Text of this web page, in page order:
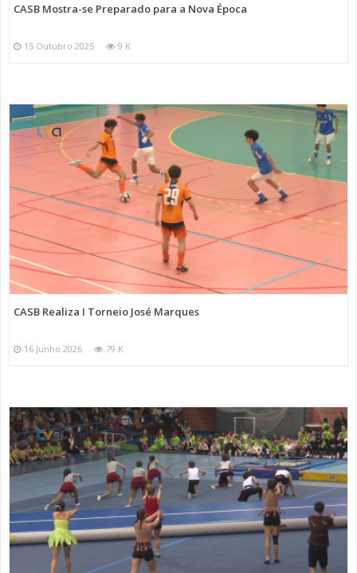
CASB Mostra-se Preparado para a Nova Época
15 Outubro 2025 9 K
CASB Realiza I Torneio José Marques
16 Junho 2026 79 K